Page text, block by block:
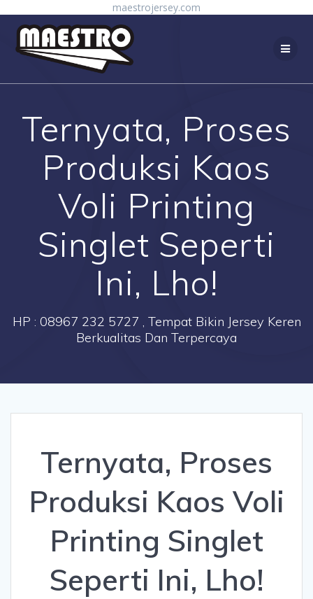
maestrojersey.com
Ternyata, Proses
Produksi Kaos
Voli Printing
Singlet Seperti
Ini, Lho!
HP : 08967 232 5727 , Tempat Bikin Jersey Keren
Berkualitas Dan Terpercaya
Ternyata, Proses
Produksi Kaos Voli
Printing Singlet
Seperti Ini, Lho!